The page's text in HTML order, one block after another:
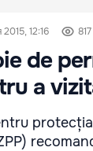
12:16 817
de
a